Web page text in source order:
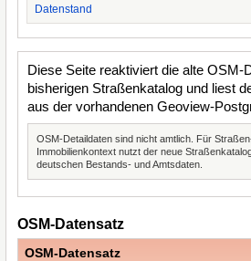
Datenstand
Diese Seite reaktiviert die alte OSM-
bisherigen Straßenkatalog und liest
aus der vorhandenen Geoview-
OSM-Detaildaten sind nicht amtlich. Für
Immobilienkontext nutzt der neue
deutschen Bestands- und Amtsdaten.
OSM-Datensatz
OSM-Datensatz